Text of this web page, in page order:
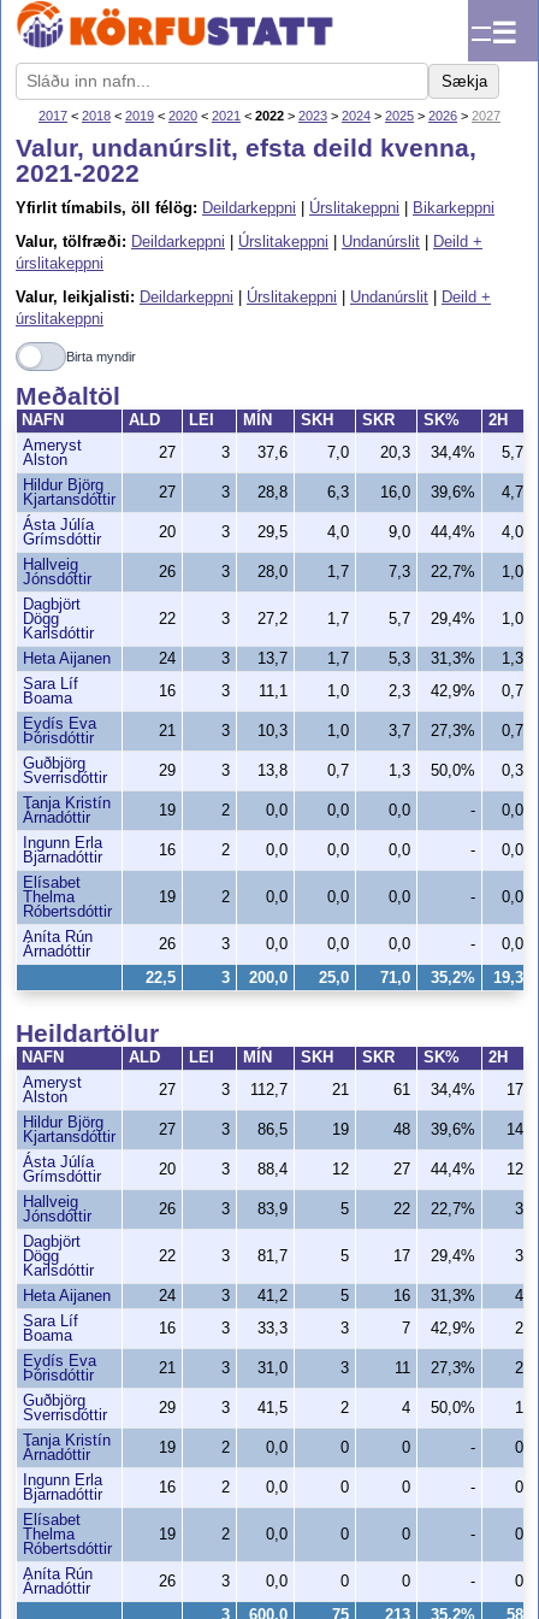
☰
Sækja
2017 < 2018 < 2019 < 2020 < 2021 < 2022 > 2023 > 2024 > 2025 > 2026 > 2027
Valur, undanúrslit, efsta deild kvenna,
2021-2022
Yfirlit tímabils, öll félög: Deildarkeppni Úrslitakeppni
Bikarkeppni
Valur, tölfræði: Deildarkeppni Úrslitakeppni Undanúrslit
Deild +
úrslitakeppni
Valur, leikjalisti: Deildarkeppni Úrslitakeppni Undanúrslit
Deild +
úrslitakeppni
Birta myndir
Heildartölur
NAFN ALD LEI MÍN SKH SKR SK% 2H
Ameryst
Alston
27 3 112,7 21 61 34,4%
17
Hildur Björg
Kjartansdóttir
27 3 86,5 19 48 39,6%
14
Ásta Júlía
Grímsdóttir
20 3 88,4 12 27 44,4%
12
Hallveig
Jónsdóttir
26 3 83,9 5 22 22,7%
3
Dagbjört
Dögg
Karlsdóttir
22 3 81,7 5 17 29,4% 3
Heta Aijanen 24 3 41,2 5 16 31,3%
4
Sara Líf
Boama
16 3 33,3 3 7 42,9%
2
Eydís Eva
Þórisdóttir
21 3 31,0 3 11 27,3%
2
Guðbjörg
Sverrisdóttir
29 3 41,5 2 4 50,0%
1
Tanja Kristín
Árnadóttir
19 2 0,0 0 0 -
0
Ingunn Erla
Bjarnadóttir
16 2 0,0 0 0 -
0
Elísabet
Thelma
Róbertsdóttir
19 2 0,0 0 0 - 0
Aníta Rún
Árnadóttir
26 3 0,0 0 0 - 0
3 600,0 75 213 35,2% 58
Meðaltöl
NAFN ALD LEI MÍN SKH SKR SK% 2H
Ameryst
Alston
27 3 37,6 7,0 20,3 34,4%
5,7
Hildur Björg
Kjartansdóttir
27 3 28,8 6,3 16,0 39,6%
4,7
Ásta Júlía
Grímsdóttir
20 3 29,5 4,0 9,0 44,4%
4,0
Hallveig
Jónsdóttir
26 3 28,0 1,7 7,3 22,7%
1,0
Dagbjört
Dögg
Karlsdóttir
22 3 27,2 1,7 5,7 29,4% 1,0
Heta Aijanen 24 3 13,7 1,7 5,3 31,3%
1,3
Sara Líf
Boama
16 3 11,1 1,0 2,3 42,9%
0,7
Eydís Eva
Þórisdóttir
21 3 10,3 1,0 3,7 27,3%
0,7
Guðbjörg
Sverrisdóttir
29 3 13,8 0,7 1,3 50,0%
0,3
Tanja Kristín
Árnadóttir
19 2 0,0 0,0 0,0 -
0,0
Ingunn Erla
Bjarnadóttir
16 2 0,0 0,0 0,0 -
0,0
Elísabet
Thelma
Róbertsdóttir
19 2 0,0 0,0 0,0 - 0,0
Aníta Rún
Árnadóttir
26 3 0,0 0,0 0,0 - 0,0
22,5 3 200,0 25,0 71,0 35,2% 19,3